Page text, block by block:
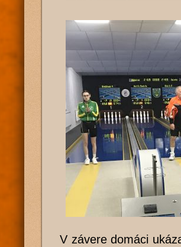
V závere domáci